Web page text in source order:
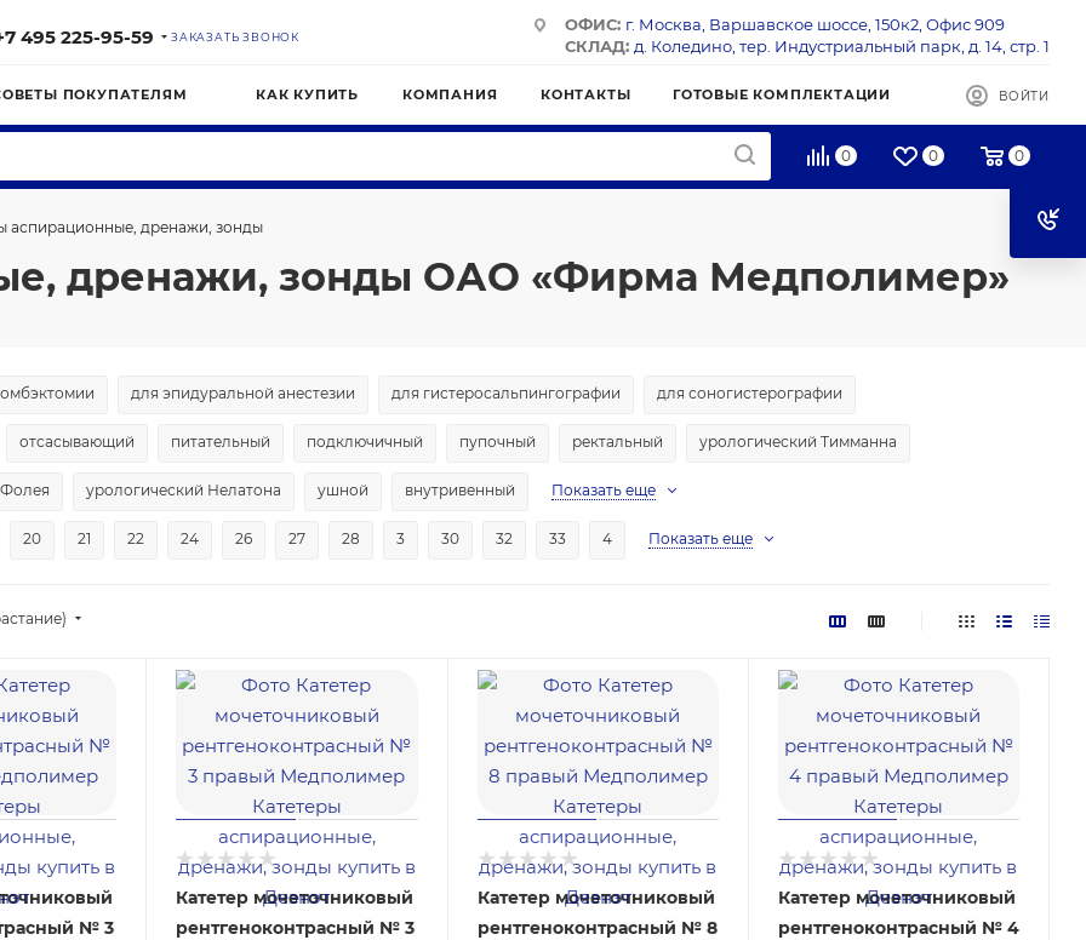
495 225-95-59 ЗАКАЗАТЬ ЗВОНОК
ОФИС: г. Москва, Варшавское шоссе, 150к2, Офис 909
СКЛАД: д. Коледино, тер. Индустриальный парк, д. 14, стр. 1
ПОКУПАТЕЛЯМ КАК КУПИТЬ КОМПАНИЯ КОНТАКТЫ ГОТОВЫЕ КОМПЛЕКТАЦИИ ВОЙТИ
0 0 0
аспирационные, дренажи, зонды
дренажи, зонды ОАО «Фирма Медполимер»
для эпидуральной анестезии для гистеросальпингографии для соногистерографии
отсасывающий питательный подключичный пупочный ректальный урологический Тимманна
урологический Нелатона ушной внутривенный Показать еще
20 21 22 24 26 27 28 3 30 32 33 4 Показать еще
№ 3
Катетер мочеточниковый
рентгеноконтрасный № 3
Катетер мочеточниковый
рентгеноконтрасный № 8
Катетер мочеточниковый
рентгеноконтрасный № 4